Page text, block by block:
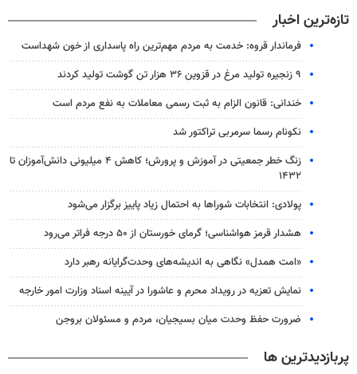
تازه‌ترین اخبار
فرماندار قروه: خدمت به مردم مهم‌ترین راه پاسداری از خون شهداست
۹ زنجیره تولید مرغ در قزوین ۳۶ هزار تن گوشت تولید کردند
خندانی: قانون الزام به ثبت رسمی معاملات به نفع مردم است
نکونام رسما سرمربی تراکتور شد
زنگ خطر جمعیتی در آموزش و پرورش؛ کاهش ۴ میلیونی دانش‌آموزان تا
۱۴۳۲
پولادی: انتخابات شوراها به احتمال زیاد پاییز برگزار می‌شود
هشدار قرمز هواشناسی؛ گرمای خورستان از ۵۰ درجه فراتر می‌رود
«امت همدل» نگاهی به اندیشه‌های وحدت‌گرایانه رهبر دارد
نمایش تعزیه در رویداد محرم و عاشورا در آیینه اسناد وزارت امور خارجه
ضرورت حفظ وحدت میان بسیجیان، مردم و مسئولان بروجن
پربازدیدترین ها